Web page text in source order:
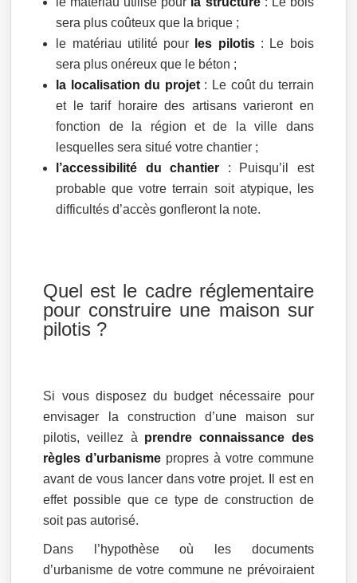
sera plus coûteux que la brique ;
le matériau utilité pour les pilotis: Le bois
sera plus onéreux que le béton ;
la localisation du projet: Le coût du terrain
et le tarif horaire des artisans varieront en
fonction de la région et de la ville dans
lesquelles sera situé votre chantier ;
l’accessibilité du chantier : Puisqu’il est
probable que votre terrain soit atypique, les
difficultés d’accès gonfleront la note.
Quel est le cadre réglementaire
pour construire une maison sur
pilotis ?
Si vous disposez du budget nécessaire pour
envisager la construction d’une maison sur
pilotis, veillez à prendre connaissance des
règles d’urbanisme propres à votre commune
avant de vous lancer dans votre projet. Il est en
effet possible que ce type de construction de
soit pas autorisé.
Dans l’hypothèse où les documents
d’urbanisme de votre commune ne prévoiraient